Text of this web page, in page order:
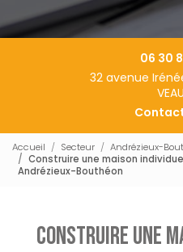
06 30
32 avenue
Accueil Secteur
Andrézieux-
Construire une maison
Andrézieux-Bouthéon
Construire une